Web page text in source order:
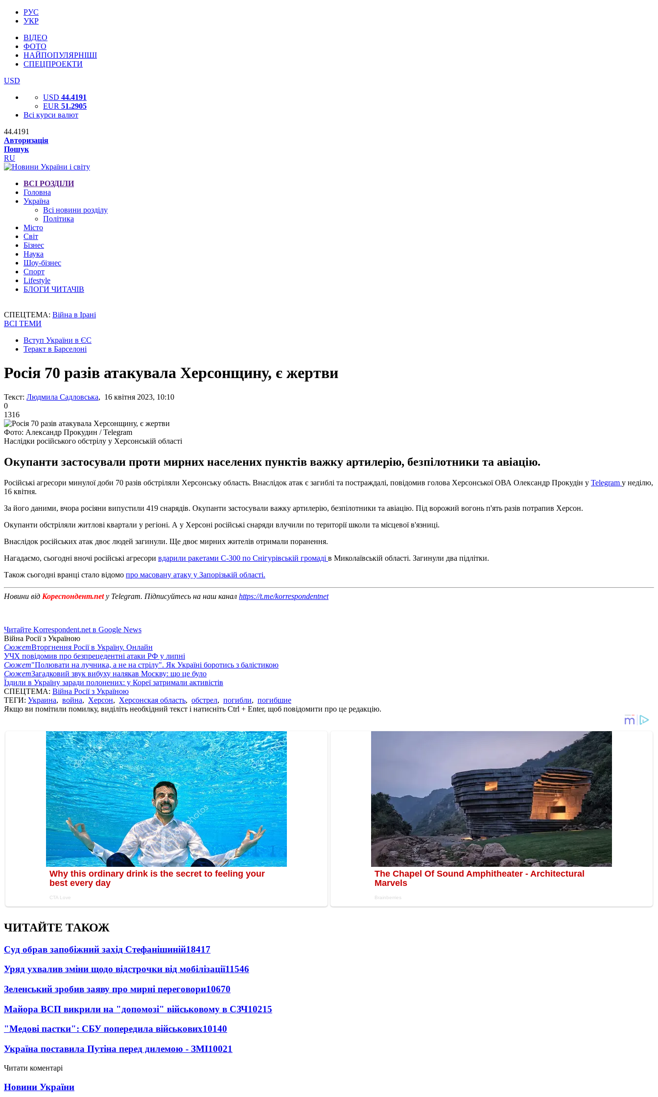
РУС
УКР
ВІДЕО
ФОТО
НАЙПОПУЛЯРНІШІ
СПЕЦПРОЕКТИ
USD
USD 44.4191
EUR 51.2905
Всі курси валют
44.4191
Авторизація
Пошук
RU
ВСІ РОЗДІЛИ
Головна
Україна
Всі новини розділу
Політика
Місто
Світ
Бізнес
Наука
Шоу-бізнес
Спорт
Lifestyle
БЛОГИ ЧИТАЧІВ
СПЕЦТЕМА: Війна в Ірані
ВСІ ТЕМИ
Вступ України в ЄС
Теракт в Барселоні
Росія 70 разів атакувала Херсонщину, є жертви
Текст: Людмила Садловська, 16 квітня 2023, 10:10
0
1316
Фото: Александр Прокудин / Telegram
Наслідки російського обстрілу у Херсонській області
Окупанти застосували проти мирних населених пунктів важку артилерію, безпілотники та авіацію.
Російські агресори минулої доби 70 разів обстріляли Херсонську область. Внаслідок атак є загиблі та постраждалі, повідомив голова Херсонської ОВА Олександр Прокудін у Telegram у неділю,
16 квітня.
За його даними, вчора росіяни випустили 419 снарядів. Окупанти застосували важку артилерію, безпілотники та авіацію. Під ворожий вогонь п'ять разів потрапив Херсон.
Окупанти обстріляли житлові квартали у регіоні. А у Херсоні російські снаряди влучили по території школи та місцевої в'язниці.
Внаслідок російських атак двоє людей загинули. Ще двоє мирних жителів отримали поранення.
Нагадаємо, сьогодні вночі російські агресори вдарили ракетами С-300 по Снігурівській громаді в Миколаївській області. Загинули два підлітки.
Також сьогодні вранці стало відомо про масовану атаку у Запорізькій області.
Новини від Кореспондент.netу Telegram. Підписуйтесь на наш канал https://t.me/korrespondentnet
Читайте Korrespondent.net в Google News
Війна Росії з Україною
СюжетВторгнення Росії в Україну. Онлайн
УЧХ повідомив про безпрецедентні атаки РФ у липні
Сюжет"Полювати на лучника, а не на стрілу". Як Україні боротись з балістикою
СюжетЗагадковий звук вибуху налякав Москву: що це було
Їздили в Україну заради полонених: у Кореї затримали активістів
СПЕЦТЕМА: Війна Росії з Україною
ТЕГИ: Украина, война, Херсон, Херсонская область, обстрел, погибли, погибшие
Якщо ви помітили помилку, виділіть необхідний текст і натисніть Ctrl + Enter, щоб повідомити про це редакцію.
ЧИТАЙТЕ ТАКОЖ
Суд обрав запобіжний захід Стефанішиній18417
Уряд ухвалив зміни щодо відстрочки від мобілізації11546
Зеленський зробив заяву про мирні переговори10670
Майора ВСП викрили на "допомозі" військовому в СЗЧ10215
"Медові пастки": СБУ попередила військових10140
Україна поставила Путіна перед дилемою - ЗМІ10021
Читати коментарі
Новини України